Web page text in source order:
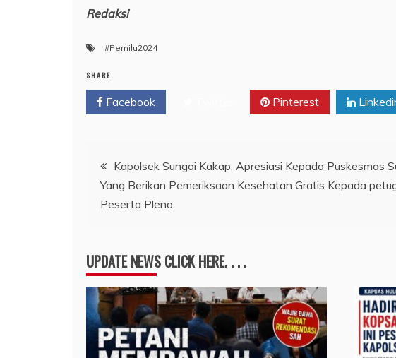
Redaksi
#Pemilu2024
SHARE
Facebook Pinterest
Navigasi
pos
Kapolsek Sungai Kakap, Apresiasi Kepada Puskesmas
Yang Berikan Pemeriksaan Kesehatan Gratis Kepada
Peserta Pleno
UPDATE NEWS CLICK HERE. . . .